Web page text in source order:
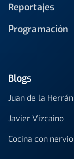
Reportajes
Programación
Blogs
Juan de la Herrán
Javier Vizcaino
Cocina con nervio